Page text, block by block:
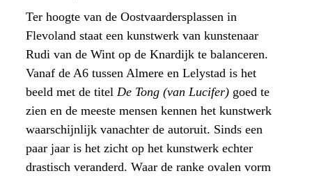
Ter hoogte van de Oostvaardersplassen in
Flevoland staat een kunstwerk van kunstenaar
Rudi van de Wint op de Knardijk te balanceren.
Vanaf de A6 tussen Almere en Lelystad is het
beeld met de titelDe Tong (van Lucifer) goed te
zien en de meeste mensen kennen het kunstwerk
waarschijnlijk vanachter de autoruit. Sinds een
paar jaar is het zicht op het kunstwerk echter
drastisch veranderd. Waar de ranke ovalen vorm